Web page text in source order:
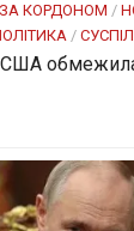
ЗА КОРДОНОМ /
/
США